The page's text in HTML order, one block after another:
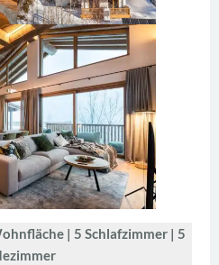
| 5 Schlafzimmer | 5